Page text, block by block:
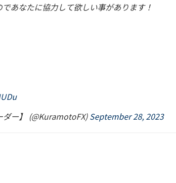
あなたに協力して欲しい事があります！
ー】 (@KuramotoFX)September 28, 2023